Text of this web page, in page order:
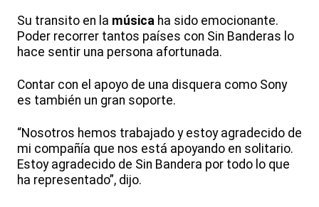
Su transito en la música ha sido emocionante.
Poder recorrer tantos países con Sin Banderas lo
hace sentir una persona afortunada.
Contar con el apoyo de una disquera como Sony
es también un gran soporte.
“Nosotros hemos trabajado y estoy agradecido de
mi compañía que nos está apoyando en solitario.
Estoy agradecido de Sin Bandera por todo lo que
ha representado”, dijo.